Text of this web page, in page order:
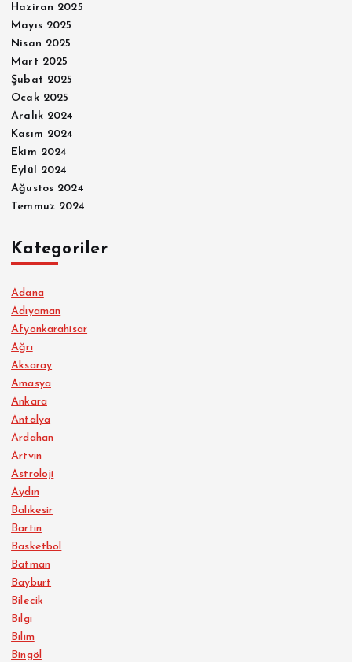
Haziran 2025
Mayıs 2025
Nisan 2025
Mart 2025
Şubat 2025
Ocak 2025
Aralık 2024
Kasım 2024
Ekim 2024
Eylül 2024
Ağustos 2024
Temmuz 2024
Kategoriler
Adana
Adıyaman
Afyonkarahisar
Ağrı
Aksaray
Amasya
Ankara
Antalya
Ardahan
Artvin
Astroloji
Aydın
Balıkesir
Bartın
Basketbol
Batman
Bayburt
Bilecik
Bilgi
Bilim
Bingöl